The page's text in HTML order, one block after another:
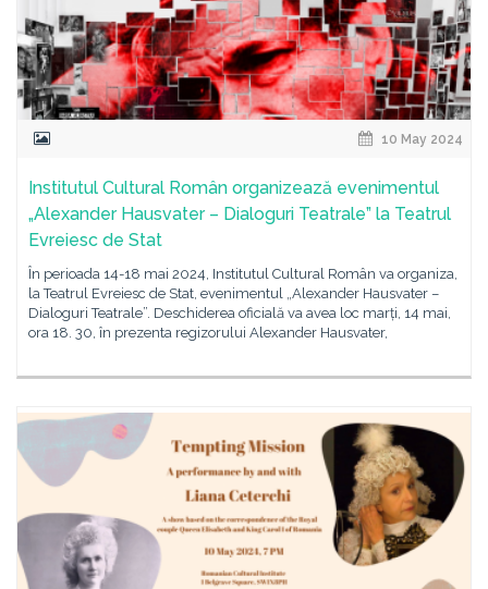
10 May 2024
Institutul Cultural Român organizează evenimentul
„Alexander Hausvater – Dialoguri Teatrale” la Teatrul
Evreiesc de Stat
În perioada 14-18 mai 2024, Institutul Cultural Român va organiza,
la Teatrul Evreiesc de Stat, evenimentul „Alexander Hausvater –
Dialoguri Teatrale”. Deschiderea oficială va avea loc marți, 14 mai,
ora 18. 30, în prezenta regizorului Alexander Hausvater,